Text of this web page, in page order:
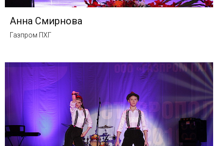
Анна Смирнова
Газпром ПХГ